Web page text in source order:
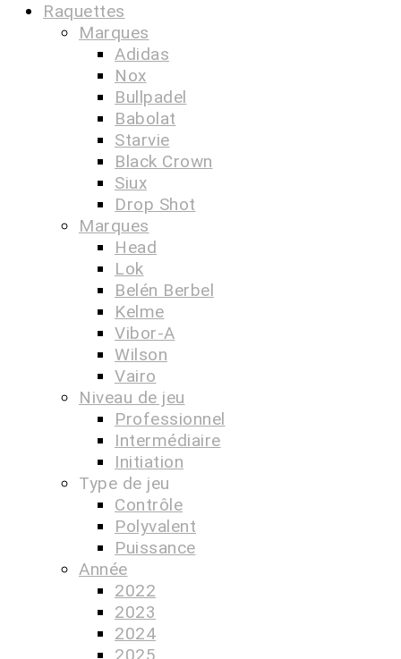
Raquettes
Marques
Adidas
Nox
Bullpadel
Babolat
Starvie
Black Crown
Siux
Drop Shot
Marques
Head
Lok
Belén Berbel
Kelme
Vibor-A
Wilson
Vairo
Niveau de jeu
Professionnel
Intermédiaire
Initiation
Type de jeu
Contrôle
Polyvalent
Puissance
Année
2022
2023
2024